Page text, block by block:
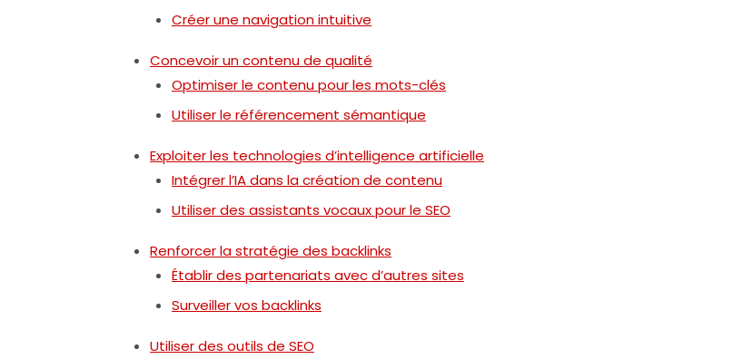
Créer une navigation intuitive
Concevoir un contenu de qualité
Optimiser le contenu pour les mots-clés
Utiliser le référencement sémantique
Exploiter les technologies d’intelligence artificielle
Intégrer l’IA dans la création de contenu
Utiliser des assistants vocaux pour le SEO
Renforcer la stratégie des backlinks
Établir des partenariats avec d’autres sites
Surveiller vos backlinks
Utiliser des outils de SEO